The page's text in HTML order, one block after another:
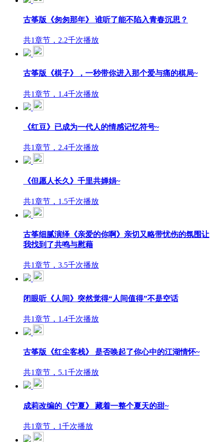
古筝版《匆匆那年》 谁听了能不陷入青春沉思？
共1章节，2.2千次播放
古筝版《棋子》，一秒带你进入那个爱与痛的棋局~
共1章节，1.4千次播放
《红豆》已成为一代人的情感记忆符号~
共1章节，2.4千次播放
《但愿人长久》千里共婵娟~
共1章节，1.5千次播放
古筝细腻演绎《亲爱的你啊》亲切又略带忧伤的氛围让
我找到了共鸣与慰藉
共1章节，3.5千次播放
闭眼听《人间》突然觉得“人间值得”不是空话
共1章节，1.4千次播放
古筝版《红尘客栈》 是否唤起了你心中的江湖情怀~
共1章节，5.1千次播放
成莉改编的《宁夏》 藏着一整个夏天的甜~
共1章节，1千次播放